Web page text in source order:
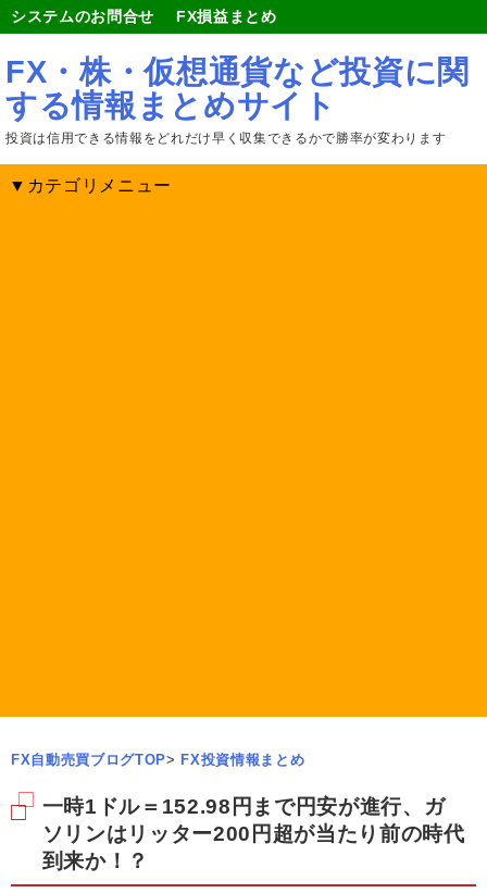
システムのお問合せ FX損益まとめ
FX・株・仮想通貨など投資に関
する情報まとめサイト
投資は信用できる情報をどれだけ早く収集できるかで勝率が変わります
▼カテゴリメニュー
FX自動売買ブログTOP> FX投資情報まとめ
一時1ドル＝152.98円まで円安が進行、ガ
ソリンはリッター200円超が当たり前の時代
到来か！？